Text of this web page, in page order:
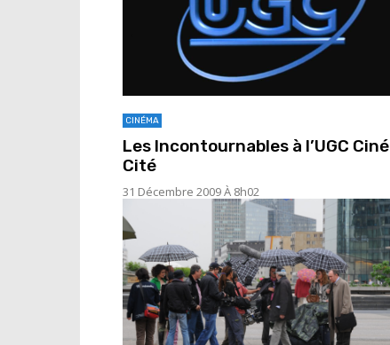
CINÉMA
Les Incontournables à l’UGC Ciné
Cité
31 Décembre 2009 À 8h02